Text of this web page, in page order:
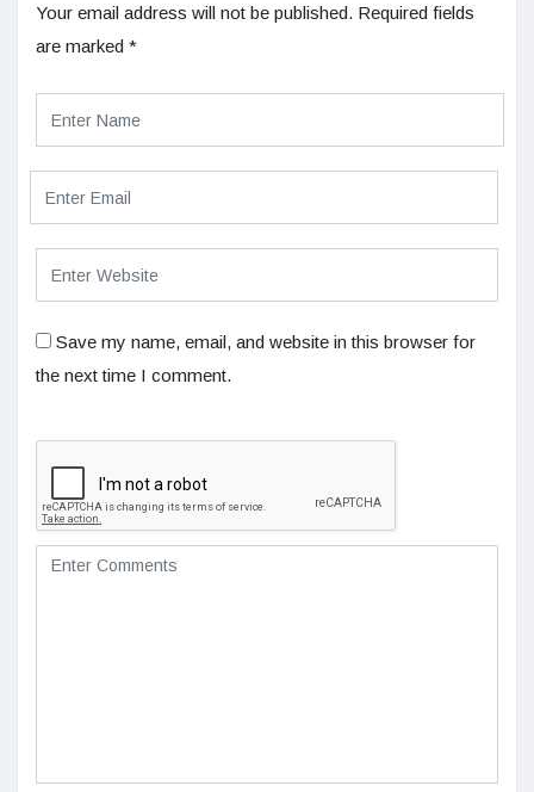
Your email address will not be published. Required fields
are marked *
Save my name, email, and website in this browser for
the next time I comment.